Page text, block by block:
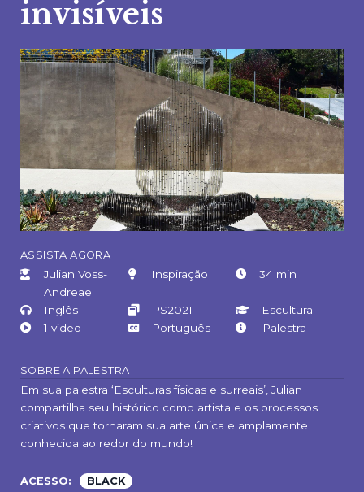
invisíveis
ASSISTA AGORA
Julian Voss-
Andreae
Inspiração 34 min
Inglês PS2021
Escultura
1 vídeo
Português Palestra
SOBRE A PALESTRA
Em sua palestra ‘Esculturas físicas e surreais’, Julian
compartilha seu histórico como artista e os processos
criativos que tornaram sua arte única e amplamente
conhecida ao redor do mundo!
ACESSO: BLACK